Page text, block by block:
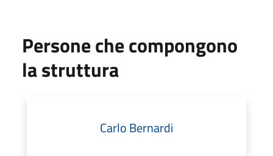
Persone che compongono
la struttura
Carlo Bernardi